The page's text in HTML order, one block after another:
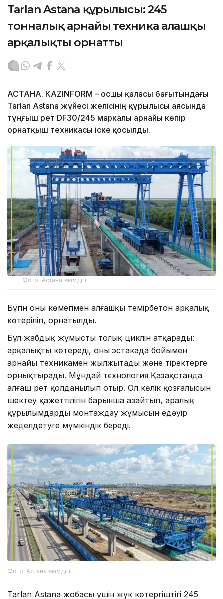
Tarlan Astana құрылысы: 245
тонналық арнайы техника алғашқы
арқалықты орнатты
АСТАНА. KAZINFORM – Қосшы қаласы бағытындағы
Tarlan Astana жүйесі желісінің құрылысы аясында
тұңғыш рет DF30/245 маркалы арнайы көпір
орнатқыш техникасы іске қосылды.
Фото: Астана әкімдігі
Бүгін оның көмегімен алғашқы темірбетон арқалық
көтеріліп, орнатылды.
Бұл жабдық жұмыстың толық циклін атқарады:
арқалықты көтереді, оны эстакада бойымен
арнайы техникамен жылжытады және тіректерге
орнықтырады. Мұндай технология Қазақстанда
алғаш рет қолданылып отыр. Ол көлік қозғалысын
шектеу қажеттілігін барынша азайтып, аралық
құрылымдарды монтаждау жұмысын едәуір
жеделдетуге мүмкіндік береді.
Фото: Астана әкімдігі
Tarlan Astana жобасы үшін жүк көтергіштігі 245